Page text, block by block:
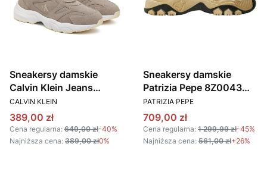
Sneakersy damskie
Calvin Klein Jeans
YW0YW01639 szary
PRODUCENT
CALVIN KLEIN
Cena promocyjna
389,00 zł
Cena regularna: 649,00 zł-40%
Najniższa cena: 389,00 zł0%
Sneakersy damskie
Patrizia Pepe 8Z0043
L134 beżowy
PRODUCENT
PATRIZIA PEPE
Cena promocyjna
709,00 zł
Cena regularna: 1 299,99 zł-45%
Najniższa cena: 561,00 zł+26%